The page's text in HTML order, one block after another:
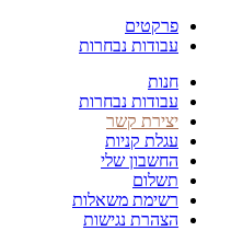
פרקטים
עבודות נבחרות
חנות
עבודות נבחרות
יצירת קשר
עגלת קניות
החשבון שלי
תשלום
רשימת משאלות
הצהרת נגישות